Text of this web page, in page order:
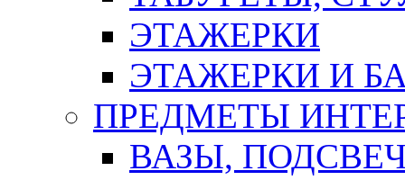
ЭТАЖЕРКИ
ЭТАЖЕРКИ И
ПРЕДМЕТЫ
ВАЗЫ,